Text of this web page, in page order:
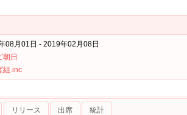
08月01日 - 2019年02月08日
朝日
組.inc
リリース 出席 統計